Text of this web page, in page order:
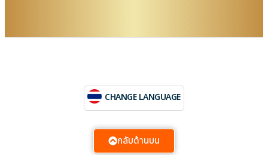
CHANGE LANGUAGE
กลับด้านบน